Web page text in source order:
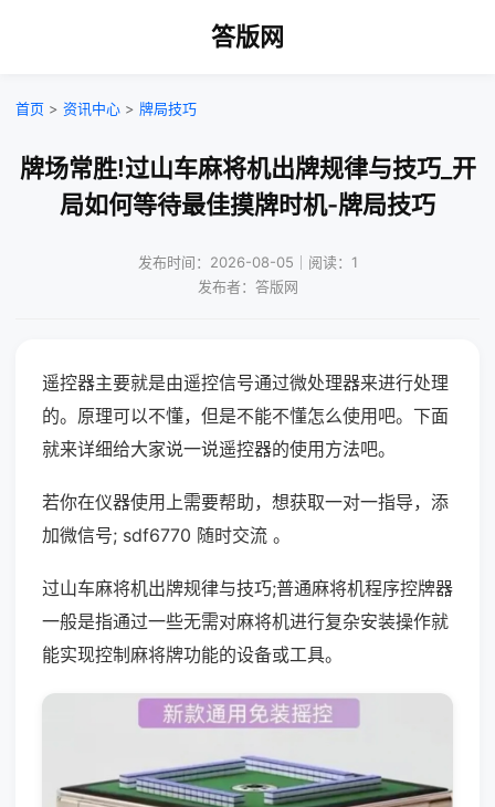
答版网
首页 > 资讯中心 > 牌局技巧
牌场常胜!过山车麻将机出牌规律与技巧_开
局如何等待最佳摸牌时机-牌局技巧
发布时间：2026-08-05｜阅读：1
发布者：答版网
遥控器主要就是由遥控信号通过微处理器来进行处理
的。原理可以不懂，但是不能不懂怎么使用吧。下面
就来详细给大家说一说遥控器的使用方法吧。
若你在仪器使用上需要帮助，想获取一对一指导，添
加微信号; sdf6770 随时交流 。
过山车麻将机出牌规律与技巧;普通麻将机程序控牌器
一般是指通过一些无需对麻将机进行复杂安装操作就
能实现控制麻将牌功能的设备或工具。